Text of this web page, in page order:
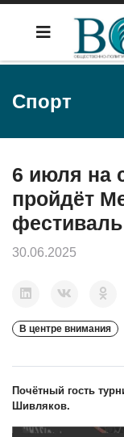
Спорт
6 июля на
пройдёт
30.06.2025
В центре внимания
Почётный гость
Шивляков.